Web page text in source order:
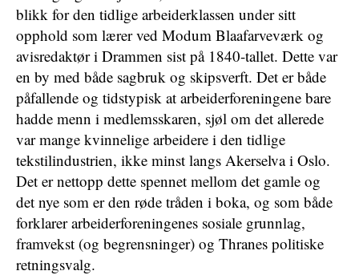
blikk for den tidlige arbeiderklassen under sitt
opphold som lærer ved Modum Blaafarveværk og
avisredaktør i Drammen sist på 1840-tallet. Dette var
en by med både sagbruk og skipsverft. Det er både
påfallende og tidstypisk at arbeiderforeningene bare
hadde menn i medlemsskaren, sjøl om det allerede
var mange kvinnelige arbeidere i den tidlige
tekstilindustrien, ikke minst langs Akerselva i Oslo.
Det er nettopp dette spennet mellom det gamle og
det nye som er den røde tråden i boka, og som både
forklarer arbeiderforeningenes sosiale grunnlag,
framvekst (og begrensninger) og Thranes politiske
retningsvalg.